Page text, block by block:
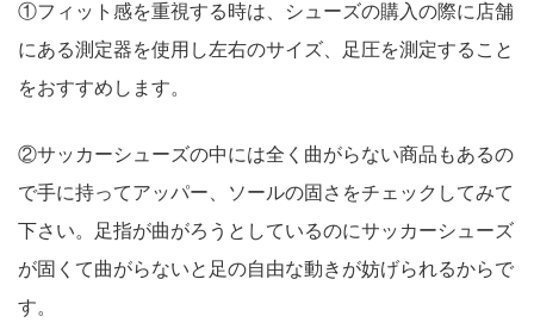
①フィット感を重視する時は、シューズの購入の際に店舗
にある測定器を使用し左右のサイズ、足圧を測定すること
をおすすめします。
②サッカーシューズの中には全く曲がらない商品もあるの
で手に持ってアッパー、ソールの固さをチェックしてみて
下さい。足指が曲がろうとしているのにサッカーシューズ
が固くて曲がらないと足の自由な動きが妨げられるからで
す。